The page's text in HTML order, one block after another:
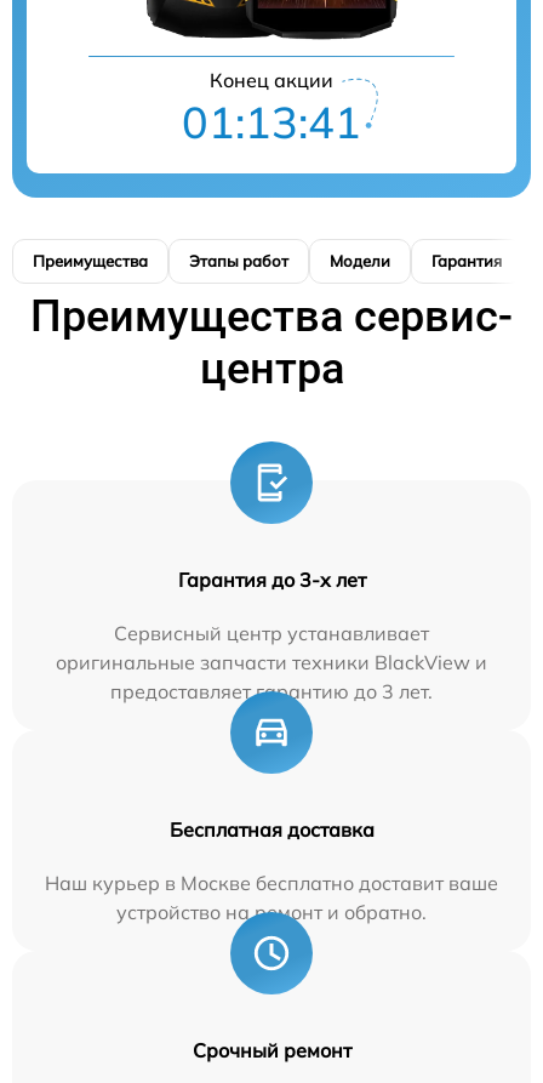
Конец акции
01:13:41
Преимущества Этапы работ Модели Гарантия
Преимущества сервис-
центра
Гарантия до 3-х лет
Сервисный центр устанавливает
оригинальные запчасти техники BlackView и
предоставляет гарантию до 3 лет.
Бесплатная доставка
Наш курьер в Москве бесплатно доставит ваше
устройство на ремонт и обратно.
Срочный ремонт